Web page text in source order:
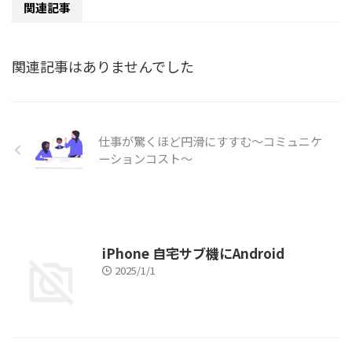
関連記事
関連記事はありませんでした
仕事が驚くほど円滑にすすむ～コミュニケ
ーションコスト～
iPhone 自宅サブ機にAndroid
2025/1/1